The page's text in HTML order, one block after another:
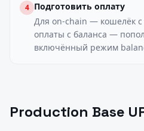
4 Подготовить оплату
Для on-chain — кошелёк с
оплаты с баланса —
включённый режим
Production Base